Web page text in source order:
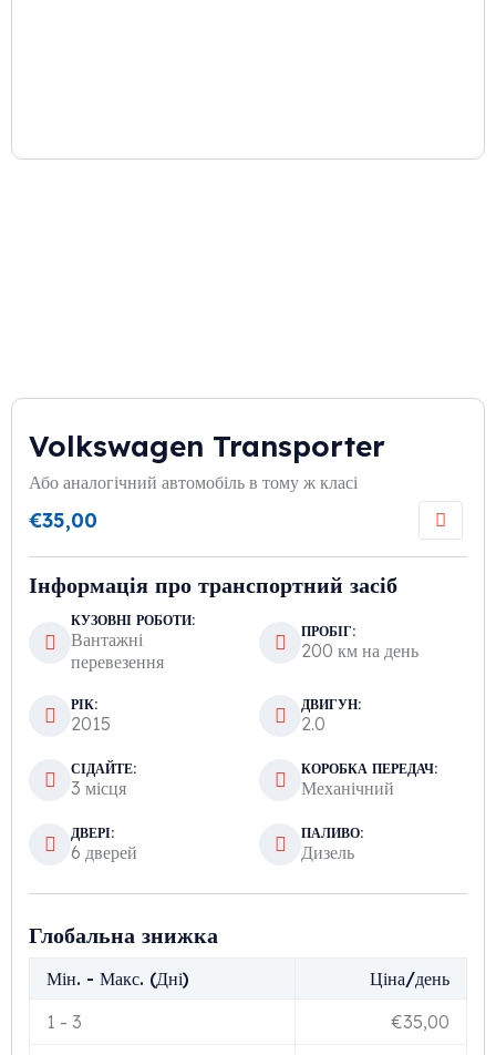
Volkswagen Transporter
Або аналогічний автомобіль в тому ж класі
€35,00
Інформація про транспортний засіб
КУЗОВНІ РОБОТИ:
Вантажні
перевезення
ПРОБІГ:
200 км на день
РІК:
2015
ДВИГУН:
2.0
СІДАЙТЕ:
3 місця
КОРОБКА ПЕРЕДАЧ:
Механічний
ДВЕРІ:
6 дверей
ПАЛИВО:
Дизель
Глобальна знижка
Мін. - Макс. (Дні)
Ціна/день
1 - 3 €35,00